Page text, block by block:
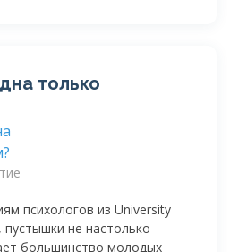
только
психологов из University
, пустышки не настолько
большинство молодых